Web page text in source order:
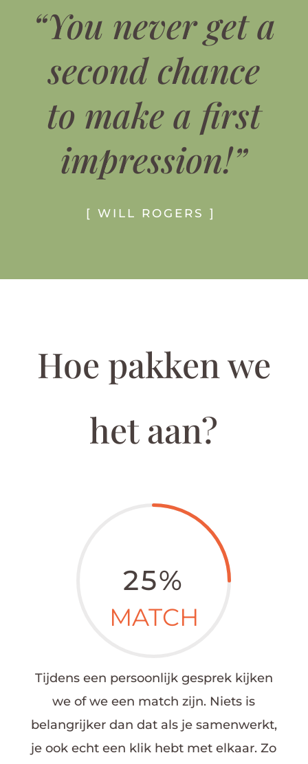
“You never get a
second chance
to make a first
impression!”
[ WILL ROGERS ]
Hoe pakken we
het aan?
25%
MATCH
Tijdens een persoonlijk gesprek kijken
we of we een match zijn. Niets is
belangrijker dan dat als je samenwerkt,
je ook echt een klik hebt met elkaar.Zo